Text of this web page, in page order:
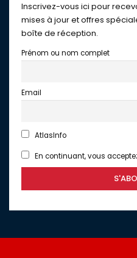
Inscrivez-vous ici pour
mises à jour et offres
boîte de réception.
Prénom ou nom complet
Email
AtlasInfo
En continuant, vous